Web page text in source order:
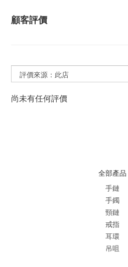
顧客評價
尚未有任何評價
全部產品
手鏈
手鐲
頸鏈
戒指
耳環
吊咀